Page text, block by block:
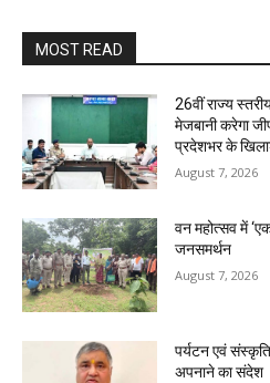
MOST READ
26वीं राज्य
मेजबानी करेगा
प्रदेशभर के
August 7, 2026
वन महोत्सव में
जनसमर्थन
August 7, 2026
पर्यटन एवं
अपनाने का संदेश